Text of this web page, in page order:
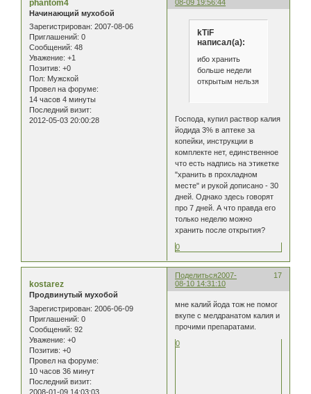
08-09 19:56:44
phantom4
Начинающий мухобой
Зарегистрирован: 2007-08-06
Приглашений: 0
Сообщений: 48
Уважение: +1
Позитив: +0
Пол: Мужской
Провел на форуме:
14 часов 4 минуты
Последний визит:
2012-05-03 20:00:28
kTiF
написал(а):
ибо хранить
больше недели
открытым нельзя
Господа, купил раствор калия
йодида 3% в аптеке за
копейки, инструкции в
комплекте нет, единственное
что есть надпись на этикетке
"хранить в прохладном
месте" и рукой дописано - 30
дней. Однако здесь говорят
про 7 дней. А что правда его
только неделю можно
хранить после открытия?
0
Поделиться 17
2007-
08-10 14:31:10
kostarez
Продвинутый мухобой
Зарегистрирован: 2006-06-09
Приглашений: 0
Сообщений: 92
Уважение: +0
Позитив: +0
Провел на форуме:
10 часов 36 минут
Последний визит:
2008-01-09 14:03:03
мне калий йода тож не помог
вкупе с мелдранатом калия и
прочими препаратами.
0